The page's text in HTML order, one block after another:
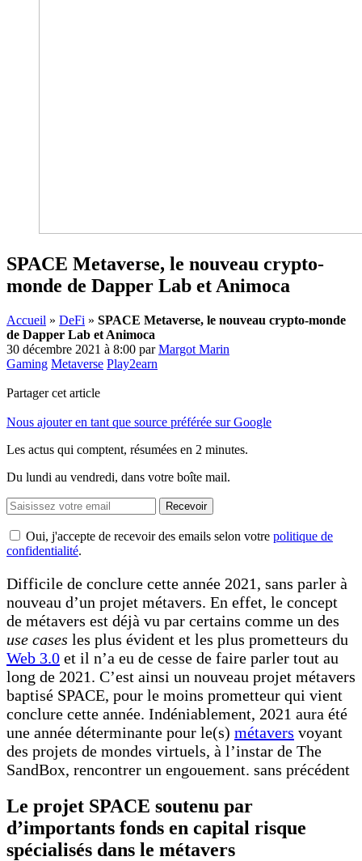
SPACE Metaverse, le nouveau crypto-
monde de Dapper Lab et Animoca
Accueil » DeFi » SPACE Metaverse, le nouveau crypto-monde
de Dapper Lab et Animoca
30 décembre 2021 à 8:00 parMargot Marin
Gaming Metaverse Play2earn
Partager cet article
Nous ajouter en tant que source préférée sur Google
Les actus qui comptent, résumées en 2 minutes.
Du lundi au vendredi, dans votre boîte mail.
Recevoir
Oui, j'accepte de recevoir des emails selon votre politique de
confidentialité.
Difficile de conclure cette année 2021, sans parler à
nouveau d’un projet métavers. En effet, le concept
de métavers est déjà vu par certains comme un des
use cases les plus évident et les plus prometteurs du
Web 3.0 et il n’a eu de cesse de faire parler tout au
long de 2021. C’est ainsi un nouveau projet métavers
baptisé SPACE, pour le moins prometteur qui vient
conclure cette année. Indéniablement, 2021 aura été
une année déterminante pour le(s) métavers voyant
des projets de mondes virtuels, à l’instar de The
SandBox, rencontrer un engouement. sans précédent
Le projet SPACE soutenu par
d’importants fonds en capital risque
spécialisés dans le métavers